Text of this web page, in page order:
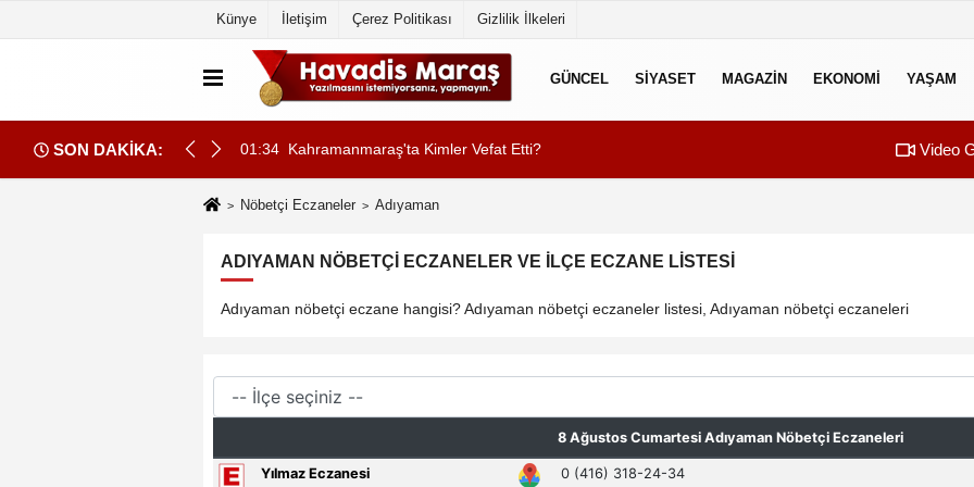
Künye İletişim Çerez Politikası Gizlilik İlkeleri
GÜNCEL SİYASET MAGAZİN EKONOMİ YAŞAM
SON DAKİKA:
Emanetidir” 01:34 Kahramanmaraş'ta Kimler Vefat Etti? Başkan Toptaş:
Video
Nöbetçi Eczaneler Adıyaman
ADIYAMAN NÖBETÇI ECZANELER VE İLÇE ECZANE LISTESI
Adıyaman nöbetçi eczane hangisi? Adıyaman nöbetçi eczaneler listesi, Adıyaman nöbetçi eczaneleri